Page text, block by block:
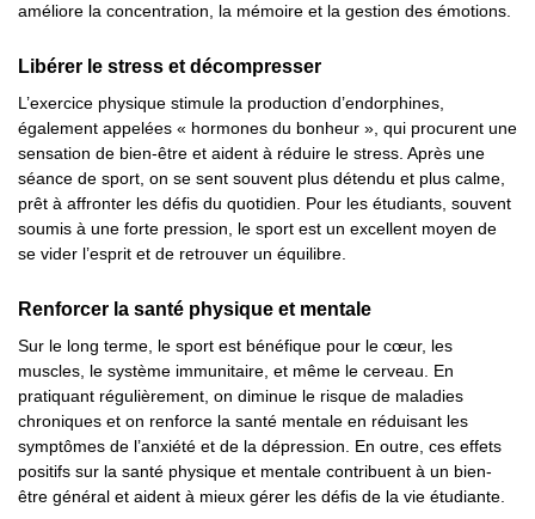
améliore la concentration, la mémoire et la gestion des émotions.
Libérer le stress et décompresser
L’exercice physique stimule la production d’endorphines,
également appelées « hormones du bonheur », qui procurent une
sensation de bien-être et aident à réduire le stress. Après une
séance de sport, on se sent souvent plus détendu et plus calme,
prêt à affronter les défis du quotidien. Pour les étudiants, souvent
soumis à une forte pression, le sport est un excellent moyen de
se vider l’esprit et de retrouver un équilibre.
Renforcer la santé physique et mentale
Sur le long terme, le sport est bénéfique pour le cœur, les
muscles, le système immunitaire, et même le cerveau. En
pratiquant régulièrement, on diminue le risque de maladies
chroniques et on renforce la santé mentale en réduisant les
symptômes de l’anxiété et de la dépression. En outre, ces effets
positifs sur la santé physique et mentale contribuent à un bien-
être général et aident à mieux gérer les défis de la vie étudiante.